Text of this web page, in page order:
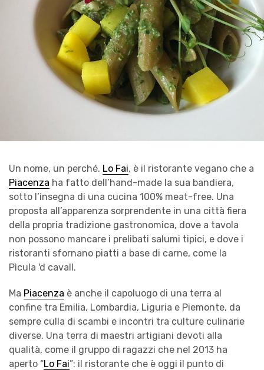
Un nome, un perché. Lo Fai, è il ristorante vegano che a
Piacenza ha fatto dell’hand-made la sua bandiera,
sotto l’insegna di una cucina 100% meat-free. Una
proposta all’apparenza sorprendente in una città fiera
della propria tradizione gastronomica, dove a tavola
non possono mancare i prelibati salumi tipici, e dove i
ristoranti sfornano piatti a base di carne, come la
Pìcula 'd cavall.
Ma Piacenza è anche il capoluogo di una terra al
confine tra Emilia, Lombardia, Liguria e Piemonte, da
sempre culla di scambi e incontri tra culture culinarie
diverse. Una terra di maestri artigiani devoti alla
qualità, come il gruppo di ragazzi che nel 2013 ha
aperto “Lo Fai”: il ristorante che è oggi il punto di